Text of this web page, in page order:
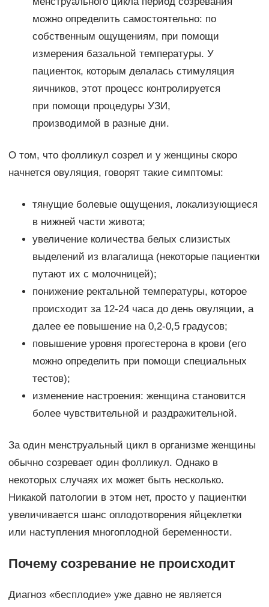
можно определить самостоятельно: по
собственным ощущениям, при помощи
измерения базальной температуры. У
пациенток, которым делалась стимуляция
яичников, этот процесс контролируется
при помощи процедуры УЗИ,
производимой в разные дни.
О том, что фолликул созрел и у женщины скоро
начнется овуляция, говорят такие симптомы:
тянущие болевые ощущения, локализующиеся
в нижней части живота;
увеличение количества белых слизистых
выделений из влагалища (некоторые пациентки
путают их с молочницей);
понижение ректальной температуры, которое
происходит за 12-24 часа до день овуляции, а
далее ее повышение на 0,2-0,5 градусов;
повышение уровня прогестерона в крови (его
можно определить при помощи специальных
тестов);
изменение настроения: женщина становится
более чувствительной и раздражительной.
За один менструальный цикл в организме женщины
обычно созревает один фолликул. Однако в
некоторых случаях их может быть несколько.
Никакой патологии в этом нет, просто у пациентки
увеличивается шанс оплодотворения яйцеклетки
или наступления многоплодной беременности.
Почему созревание не происходит
Диагноз «бесплодие» уже давно не является